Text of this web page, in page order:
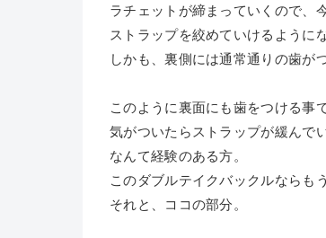
ラチェットが締まっていくので、
ストラップを絞めていけるように
しかも、裏側には通常通りの歯が
このように裏面にも歯をつける事
気がついたらストラップが緩んでい
なんて経験のある方。
このダブルテイクバックルならも
それと、ココの部分。